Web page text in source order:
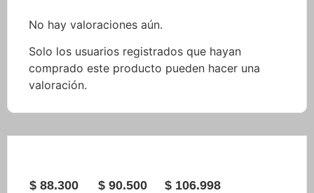
No hay valoraciones aún.
Solo los usuarios registrados que hayan
comprado este producto pueden hacer una
valoración.
$ 88.300 $90.500 $ 106.998